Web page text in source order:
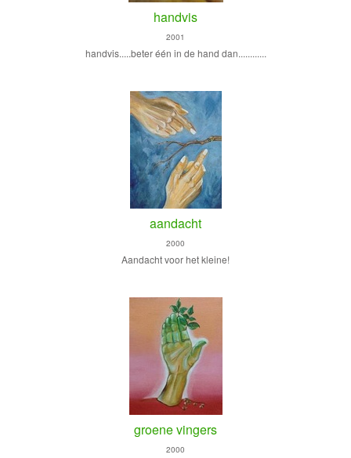
handvis
2001
handvis.....beter één in de hand dan............
aandacht
2000
Aandacht voor het kleine!
groene vingers
2000